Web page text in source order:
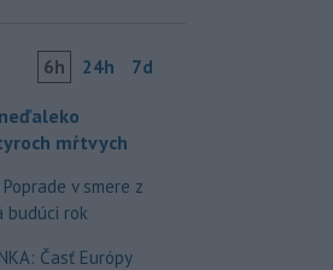
6h 24h 7d
mŕtvych
v smere z
budúci rok
Časť Európy